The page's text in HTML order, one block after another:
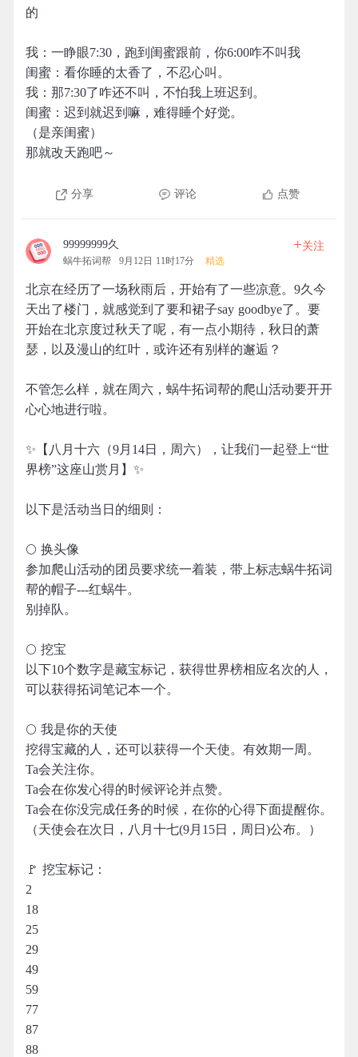
的
我：一睁眼7:30，跑到闺蜜跟前，你6:00咋不叫我
闺蜜：看你睡的太香了，不忍心叫。
我：那7:30了咋还不叫，不怕我上班迟到。
闺蜜：迟到就迟到嘛，难得睡个好觉。
（是亲闺蜜）
那就改天跑吧～
分享 评论 点赞
99999999久
蜗牛拓词帮 9月12日 11时17分 精选
+关注
北京在经历了一场秋雨后，开始有了一些凉意。9久今
天出了楼门，就感觉到了要和裙子say goodbye了。要
开始在北京度过秋天了呢，有一点小期待，秋日的萧
瑟，以及漫山的红叶，或许还有别样的邂逅？
不管怎么样，就在周六，蜗牛拓词帮的爬山活动要开开
心心地进行啦。
✨【八月十六（9月14日，周六），让我们一起登上“世
界榜”这座山赏月】✨
以下是活动当日的细则：
🌕 换头像
参加爬山活动的团员要求统一着装，带上标志蜗牛拓词
帮的帽子---红蜗牛。
别掉队。
🌕 挖宝
以下10个数字是藏宝标记，获得世界榜相应名次的人，
可以获得拓词笔记本一个。
🌕 我是你的天使
挖得宝藏的人，还可以获得一个天使。有效期一周。
Ta会关注你。
Ta会在你发心得的时候评论并点赞。
Ta会在你没完成任务的时候，在你的心得下面提醒你。
（天使会在次日，八月十七(9月15日，周日)公布。）
🚩 挖宝标记：
2
18
25
29
49
59
77
87
88